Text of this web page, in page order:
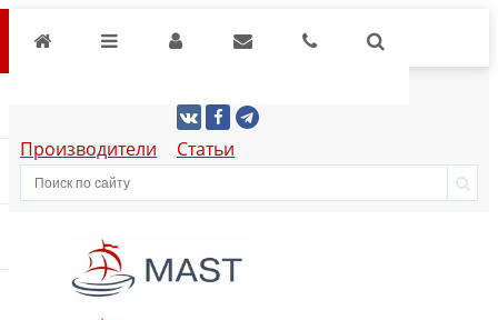
Производители Статьи